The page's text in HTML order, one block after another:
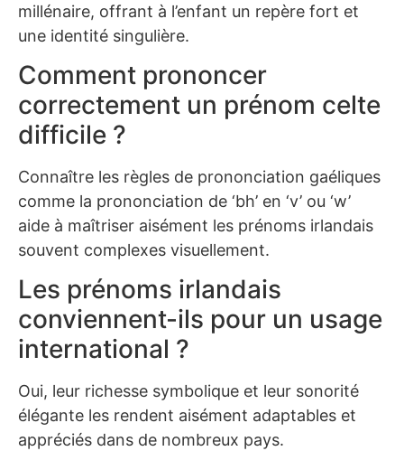
millénaire, offrant à l’enfant un repère fort et
une identité singulière.
Comment prononcer
correctement un prénom celte
difficile ?
Connaître les règles de prononciation gaéliques
comme la prononciation de ‘bh’ en ‘v’ ou ‘w’
aide à maîtriser aisément les prénoms irlandais
souvent complexes visuellement.
Les prénoms irlandais
conviennent-ils pour un usage
international ?
Oui, leur richesse symbolique et leur sonorité
élégante les rendent aisément adaptables et
appréciés dans de nombreux pays.